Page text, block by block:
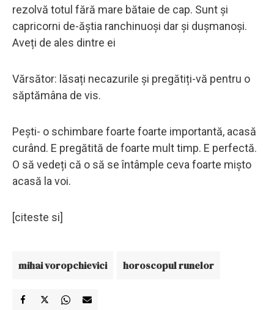
rezolvă totul fără mare bătaie de cap. Sunt și
capricorni de-ăștia ranchinuoși dar și dușmanoși.
Aveți de ales dintre ei
Vărsător: lăsați necazurile și pregătiți-vă pentru o
săptămâna de vis.
Pești- o schimbare foarte foarte importantă, acasă
curând. E pregătită de foarte mult timp. E perfectă.
O să vedeți că o să se întâmple ceva foarte mișto
acasă la voi.
[citeste si]
mihai voropchievici horoscopul runelor